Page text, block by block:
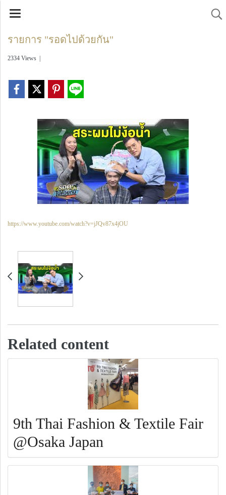
รายการ "รอดไปด้วยกัน"
2334 Views
https://www.youtube.com/watch?v=jJQv87x4jOU
Related content
9th Thai Fashion & Textile Fair
@Osaka Japan